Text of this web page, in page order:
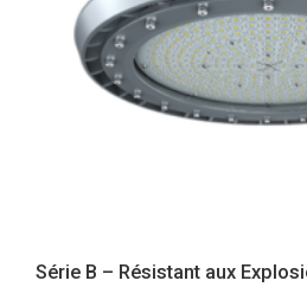
Série B – Résistant aux